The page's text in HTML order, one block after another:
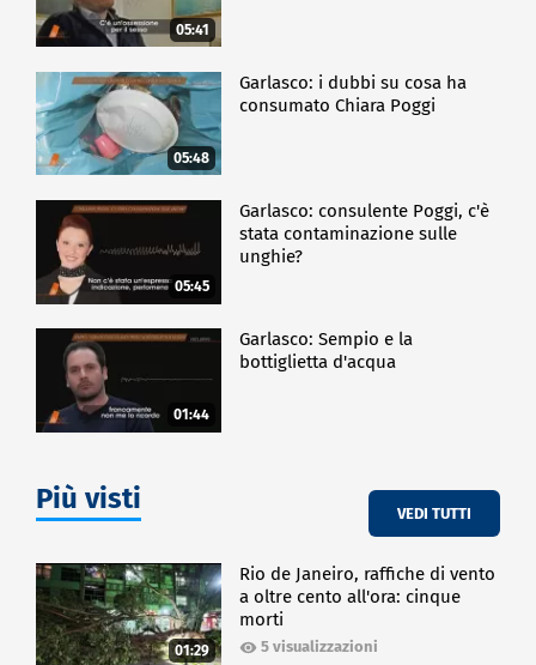
05:41
05:48
Garlasco: i dubbi su cosa ha
consumato Chiara Poggi
05:45
Garlasco: consulente Poggi, c'è
stata contaminazione sulle
unghie?
01:44
Garlasco: Sempio e la
bottiglietta d'acqua
Più visti VEDI TUTTI
01:29
Rio de Janeiro, raffiche di vento
a oltre cento all'ora: cinque
morti
5 visualizzazioni